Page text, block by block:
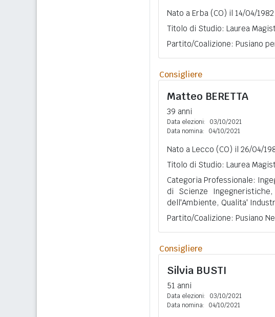
Nato a Erba (CO) il 14/04/1982
Titolo di Studio: Laurea
Partito/Coalizione: Pusiano
Consigliere
Matteo BERETTA
39 anni
Data elezioni:
03/10/2021
Data nomina:
04/10/2021
Nato a Lecco (CO) il 26/04/
Titolo di Studio: Laurea
Categoria Professionale:
di Scienze
dell'Ambiente, Qualita'
Partito/Coalizione: Pusiano
Consigliere
Silvia BUSTI
51 anni
Data elezioni:
03/10/2021
Data nomina:
04/10/2021